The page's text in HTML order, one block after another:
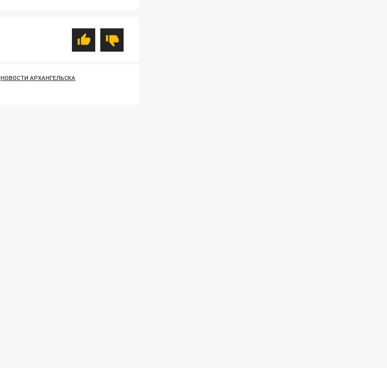
НОВОСТИ АРХАНГЕЛЬСКА